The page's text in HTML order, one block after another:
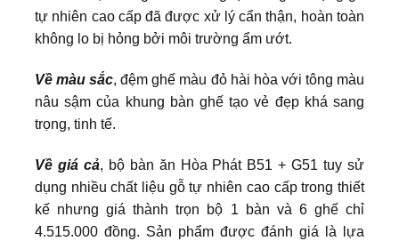
tự nhiên cao cấp đã được xử lý cẩn thận, hoàn toàn
không lo bị hỏng bởi môi trường ẩm ướt.
Về màu sắc, đệm ghế màu đỏ hài hòa với tông màu
nâu sậm của khung bàn ghế tạo vẻ đẹp khá sang
trọng, tinh tế.
Về giá cả, bộ bàn ăn Hòa Phát B51 + G51 tuy sử
dụng nhiều chất liệu gỗ tự nhiên cao cấp trong thiết
kế nhưng giá thành trọn bộ 1 bàn và 6 ghế chỉ
4.515.000 đồng. Sản phẩm được đánh giá là lựa